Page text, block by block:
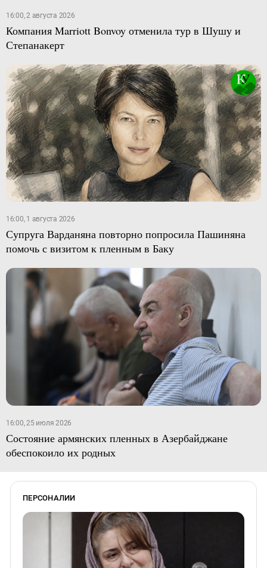
16:00, 2 августа 2026
Компания Marriott Bonvoy отменила тур в Шушу и
Степанакерт
16:00, 1 августа 2026
Супруга Варданяна повторно попросила Пашиняна
помочь с визитом к пленным в Баку
16:00, 25 июля 2026
Состояние армянских пленных в Азербайджане
обеспокоило их родных
ПЕРСОНАЛИИ